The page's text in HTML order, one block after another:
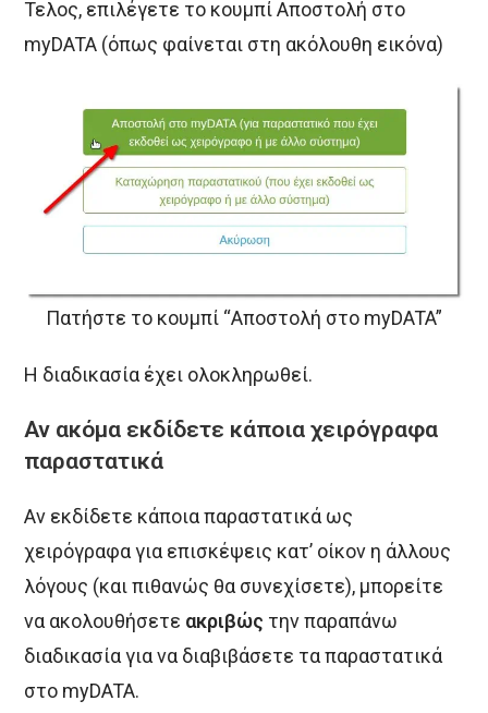
Τελος, επιλέγετε το κουμπί Αποστολή στο
myDATA (όπως φαίνεται στη ακόλουθη εικόνα)
Πατήστε το κουμπί “Αποστολή στο myDATA”
Η διαδικασία έχει ολοκληρωθεί.
Αν ακόμα εκδίδετε κάποια χειρόγραφα
παραστατικά
Αν εκδίδετε κάποια παραστατικά ως
χειρόγραφα για επισκέψεις κατ’ οίκον η άλλους
λόγους (και πιθανώς θα συνεχίσετε), μπορείτε
να ακολουθήσετε ακριβώς την παραπάνω
διαδικασία για να διαβιβάσετε τα παραστατικά
στο myDATA.